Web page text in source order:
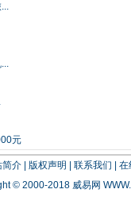
元
简介| 版权声明 联系我们
在
© 2000-2018 威易网 WWW.